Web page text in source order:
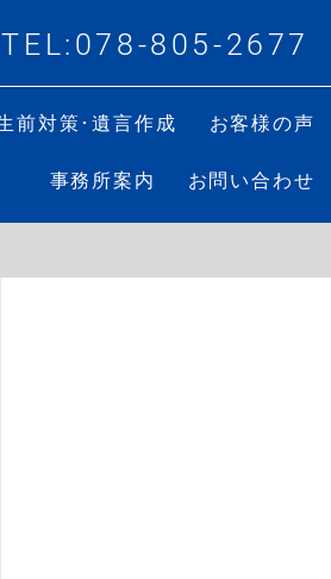
TEL:078-805-2677
前対策･遺言作成 お客様の声
事務所案内 お問い合わせ